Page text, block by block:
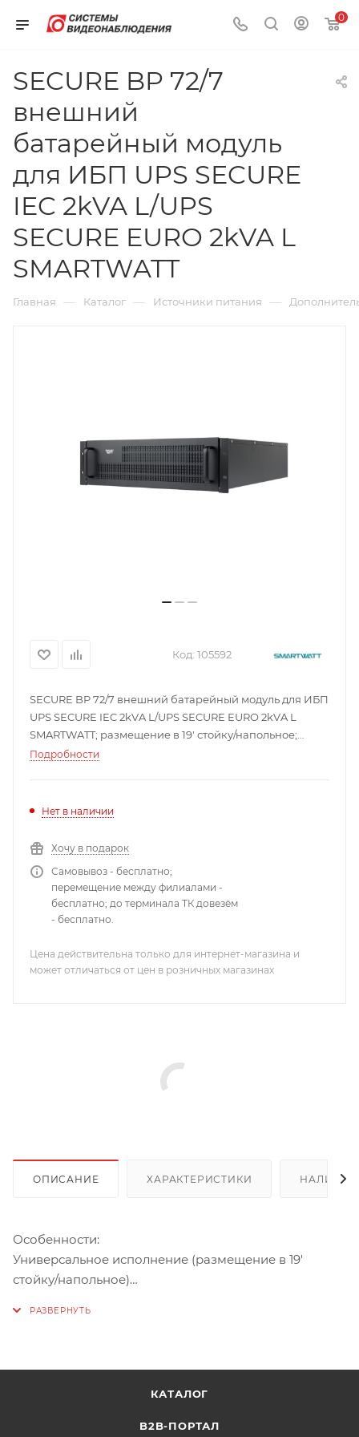
0
SECURE BP 72/7
внешний
батарейный модуль
для ИБП UPS SECURE
IEC 2kVA L/UPS
SECURE EURO 2kVA L
SMARTWATT
Главная — Каталог — Источники питания —
Код: 105592
SECURE BP 72/7 внешний батарейный модуль для ИБП
UPS SECURE IEC 2kVA L/UPS SECURE EURO 2kVA L
SMARTWATT; размещение в 19' стойку/напольное;
подключение до 4 внешних батарейных блоков к
Подробности
Нет в наличии
Хочу в подарок
Самовывоз - бесплатно;
перемещение между филиалами -
бесплатно; до терминала ТК довезём
- бесплатно.
Цена действительна только для интернет-магазина и
может отличаться от цен в розничных магазинах
ОПИСАНИЕ ХАРАКТЕРИСТИКИ НАЛИЧИЕ
Особенности:
Универсальное исполнение (размещение в 19'
стойку/напольное)
Внешние батарейные блоки SMARTWATT SECURE
КАТАЛОГ
B2B-ПОРТАЛ